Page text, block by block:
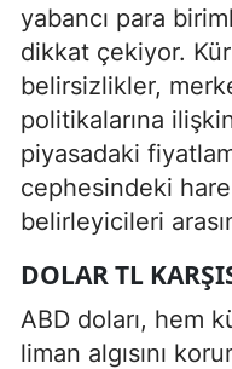
yabancı para
dikkat çekiyor.
belirsizlikler,
politikalarına
piyasadaki
cephesindeki
belirleyicileri
DOLAR TL
ABD doları, hem
liman algısını